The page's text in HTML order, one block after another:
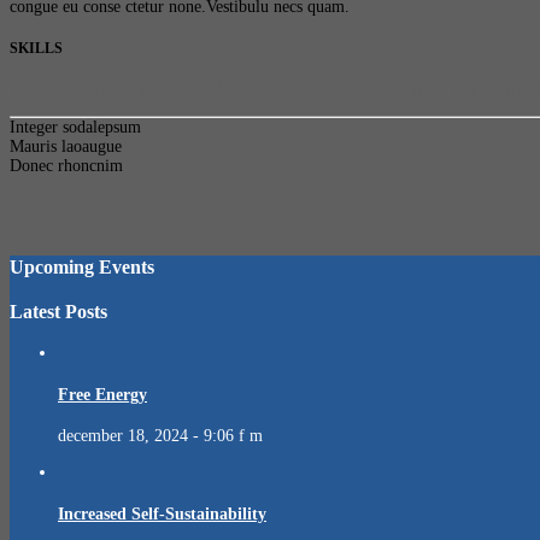
congue eu conse ctetur none.Vestibulu necs quam.
SKILLS
Integer sodalepsum
Mauris laoaugue
Donec rhoncnim
Upcoming Events
Latest Posts
Free Energy
december 18, 2024 - 9:06 f m
Increased Self-Sustainability